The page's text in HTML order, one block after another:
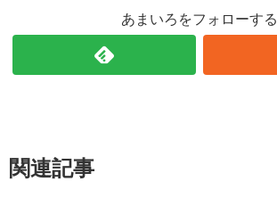
あまいろをフォローする
関連記事